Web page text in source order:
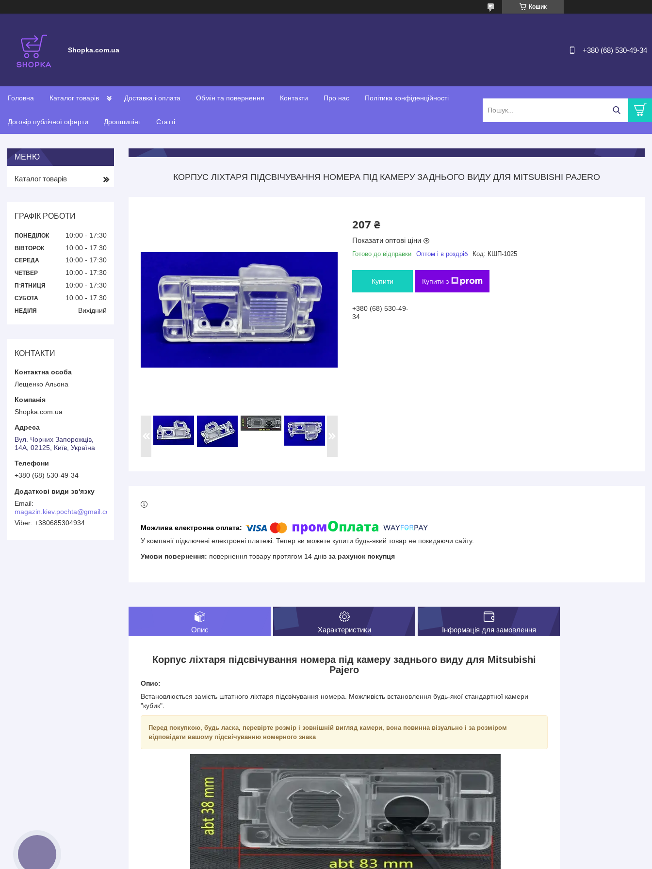
Кошик
Shopka.com.ua +380 (68) 530-49-34
Головна Каталог товарів Доставка і оплата Обмін та повернення Контакти Про нас Політика конфіденційності
Договір публічної оферти Дропшипінг Статті
КОРПУС ЛІХТАРЯ ПІДСВІЧУВАННЯ НОМЕРА ПІД КАМЕРУ ЗАДНЬОГО ВИДУ ДЛЯ MITSUBISHI PAJERO
207 ₴
Показати оптові ціни
Готово до відправки Оптом і в роздріб Код: КШП-1025
Купити Купити з
+380 (68) 530-49-
34
У компанії підключені електронні платежі. Тепер ви можете купити будь-який товар не покидаючи сайту.
повернення товару протягом 14 днів за рахунок покупця
Опис Характеристики Інформація для замовлення
Корпус ліхтаря підсвічування номера під камеру заднього виду для Mitsubishi
Pajero
Опис:
Встановлюється замість штатного ліхтаря підсвічування номера. Можливість встановлення будь-якої стандартної камери
"кубик".
Перед покупкою, будь ласка, перевірте розмір і зовнішній вигляд камери, вона повинна візуально і за розміром
відповідати вашому підсвічуванню номерного знака
Каталог товарів
ГРАФІК РОБОТИ
ПОНЕДІЛОК 10:00 17:30
ВІВТОРОК 10:00 17:30
СЕРЕДА 10:00 17:30
ЧЕТВЕР 10:00 17:30
ПʼЯТНИЦЯ 10:00 17:30
СУБОТА 10:00 17:30
НЕДІЛЯ Вихідний
КОНТАКТИ
Лещенко Альона
Shopka.com.ua
Вул. Чорних Запорожців,
14А, 02125, Київ, Україна
+380 (68) 530-49-34
magazin.kiev.pochta@gmail.com
+380685304934